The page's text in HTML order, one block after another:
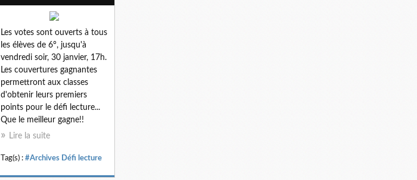
Les votes sont ouverts à tous
les élèves de 6°, jusqu'à
vendredi soir, 30 janvier, 17h.
Les couvertures gagnantes
permettront aux classes
d'obtenir leurs premiers
points pour le défi lecture...
Que le meilleur gagne!!
Lire la suite
Tag(s) : #Archives Défi lecture